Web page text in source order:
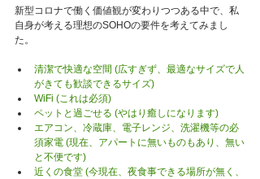
新型コロナで働く価値観が変わりつつある中で、私
自身が考える理想のSOHOの要件を考えてみまし
た。
清潔で快適な空間 (広すぎず、最適なサイズで人
がきても歓談できるサイズ)
WiFi (これは必須)
ペットと過ごせる (やはり癒しになります)
エアコン、冷蔵庫、電子レンジ、洗濯機等の必
須家電 (現在、アパートに無いものもあり、無い
と不便です)
近くの食堂 (今現在、夜食事できる場所が無く、